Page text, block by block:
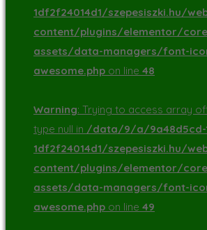
1df2f24014d1/szepesiszki.hu/
content/plugins/elementor/
assets/data-managers/font-
awesome.php on line 48
Warning: Trying to access array
type null in /data/9/a/9a48d5cd-
1df2f24014d1/szepesiszki.hu/
content/plugins/elementor/
assets/data-managers/font-
awesome.php on line 49